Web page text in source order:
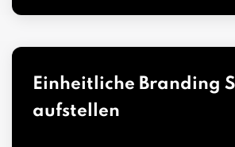
Einheitliche Branding
aufstellen